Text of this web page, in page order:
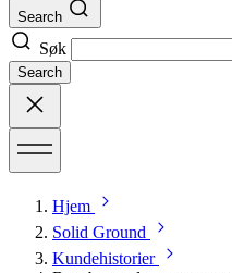
Search
Søk
Search
Hjem
Solid Ground
Kundehistorier